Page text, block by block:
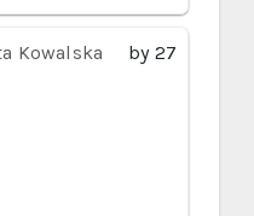
by
Kowalska 27